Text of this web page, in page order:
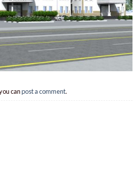
canpost a comment.